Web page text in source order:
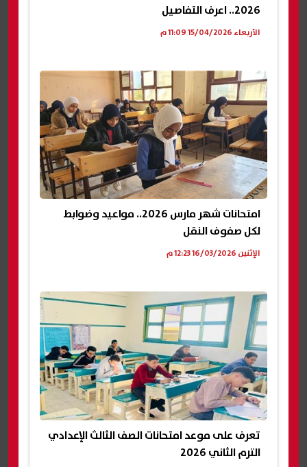
2026.. اعرف التفاصيل
الأربعاء 15/04/2026 11:09 م
امتحانات شهر مارس 2026.. مواعيد وضوابط
لكل صفوف النقل
الإثنين 16/03/2026 12:23 م
تعرف على موعد امتحانات الصف الثالث الإعدادي
الترم الثاني 2026